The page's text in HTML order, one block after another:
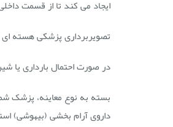
ایجاد می کند تا از قسمت
تصویربرداری پزشکی هسته ای
در صورت احتمال بارداری یا
بسته به نوع معاینه، پزشک
داروی آرام بخشی (بیهوشی)